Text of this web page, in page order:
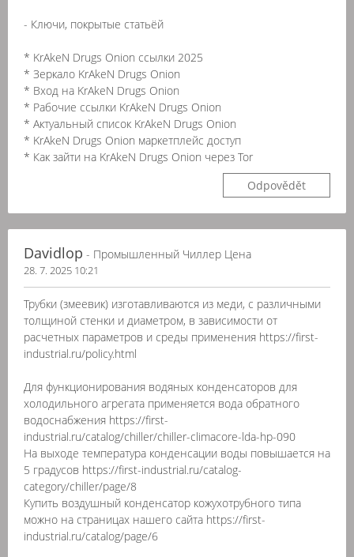
- Ключи, покрытые статьёй
* KrAkeN Drugs Onion ссылки 2025
* Зеркало KrAkeN Drugs Onion
* Вход на KrAkeN Drugs Onion
* Рабочие ссылки KrAkeN Drugs Onion
* Актуальный список KrAkeN Drugs Onion
* KrAkeN Drugs Onion маркетплейс доступ
* Как зайти на KrAkeN Drugs Onion через Tor
Odpovědět
Davidlop - Промышленный Чиллер Цена
28. 7. 2025 10:21
Трубки (змеевик) изготавливаются из меди, с различными
толщиной стенки и диаметром, в зависимости от
расчетных параметров и среды применения https://first-
industrial.ru/policy.html
Для функционирования водяных конденсаторов для
холодильного агрегата применяется вода обратного
водоснабжения https://first-
industrial.ru/catalog/chiller/chiller-climacore-lda-hp-090
На выходе температура конденсации воды повышается на
5 градусов https://first-industrial.ru/catalog-
category/chiller/page/8
Купить воздушный конденсатор кожухотрубного типа
можно на страницах нашего сайта https://first-
industrial.ru/catalog/page/6